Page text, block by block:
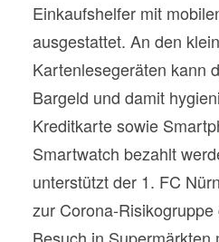
Einkaufshelfer mit
ausgestattet. An den
Kartenlesegeräten kann
Bargeld und damit
Kreditkarte sowie
Smartwatch bezahlt
unterstützt der 1. FC
zur Corona-